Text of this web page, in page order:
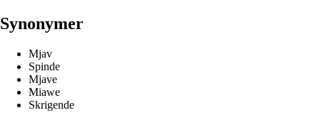
Synonymer
Mjav
Spinde
Mjave
Miawe
Skrigende